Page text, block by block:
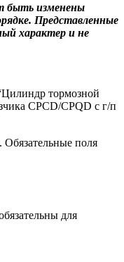
быть изменены
Представленные
характер и не
тормозной
CPCD/CPQD с г/п
Обязательные поля
для